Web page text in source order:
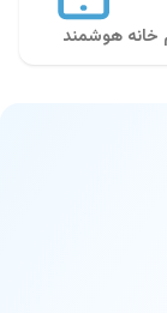
هوشمند